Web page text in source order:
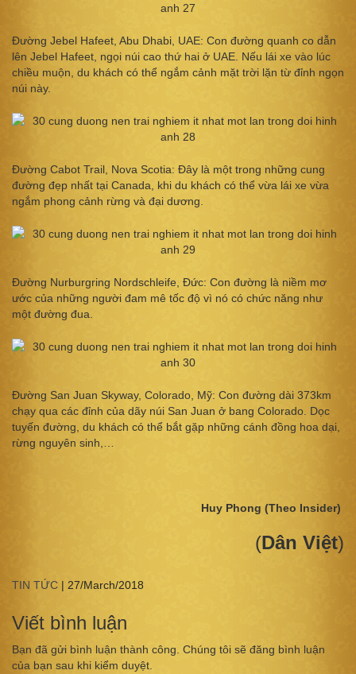
Đường Jebel Hafeet, Abu Dhabi, UAE: Con đường quanh co dẫn
lên Jebel Hafeet, ngọi núi cao thứ hai ở UAE. Nếu lái xe vào lúc
chiều muộn, du khách có thể ngắm cảnh mặt trời lặn từ đỉnh ngọn
núi này.
Đường Cabot Trail, Nova Scotia: Đây là một trong những cung
đường đẹp nhất tại Canada, khi du khách có thể vừa lái xe vừa
ngắm phong cảnh rừng và đại dương.
Đường Nurburgring Nordschleife, Đức: Con đường là niềm mơ
ước của những người đam mê tốc độ vì nó có chức năng như
một đường đua.
Đường San Juan Skyway, Colorado, Mỹ: Con đường dài 373km
chạy qua các đỉnh của dãy núi San Juan ở bang Colorado. Dọc
tuyến đường, du khách có thể bắt gặp những cánh đồng hoa dại,
rừng nguyên sinh,…
Huy Phong (Theo Insider)
(Dân Việt)
TIN TỨC | 27/March/2018
Viết bình luận
Bạn đã gửi bình luận thành công. Chúng tôi sẽ đăng bình luận
của bạn sau khi kiểm duyệt.